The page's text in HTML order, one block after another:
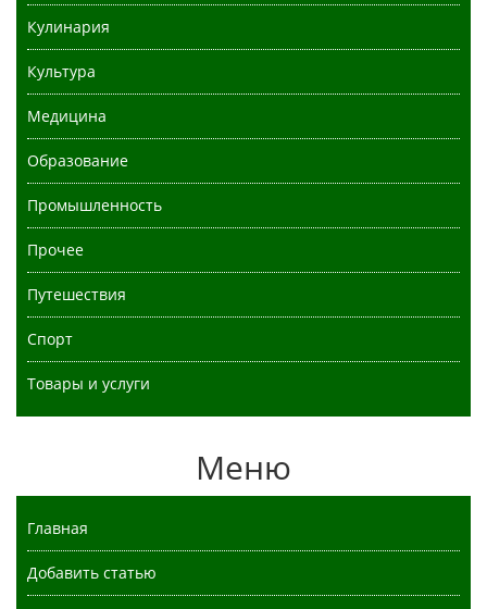
Кулинария
Культура
Медицина
Образование
Промышленность
Прочее
Путешествия
Спорт
Товары и услуги
Меню
Главная
Добавить статью